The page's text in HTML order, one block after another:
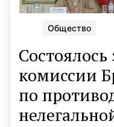
Общество
Состоялось
комиссии
по